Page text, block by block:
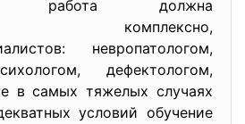
работа должна
комплексно,
невропатологом,
дефектологом,
в самых тяжелых случаях
условий обучение